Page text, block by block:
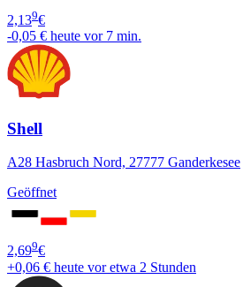
2,139€
-0,05 € heute vor 7 min.
Shell
A28 Hasbruch Nord, 27777 Ganderkesee
Geöffnet
2,699€
+0,06 € heute vor etwa 2 Stunden